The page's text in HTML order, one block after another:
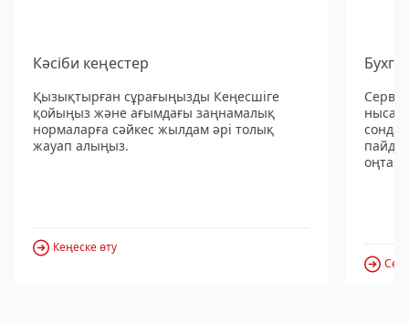
Кәсіби кеңестер
Қызықтырған сұрағыңызды Кеңесшіге
қойыңыз және ағымдағы заңнамалық
нормаларға сәйкес жылдам әрі толық
жауап алыңыз.
Кеңеске өту